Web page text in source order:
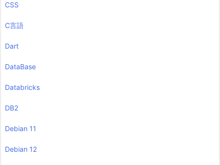
CSS
C言語
Dart
DataBase
Databricks
DB2
Debian 11
Debian 12